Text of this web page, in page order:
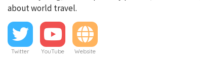
about world travel.
Twitter YouTube Website